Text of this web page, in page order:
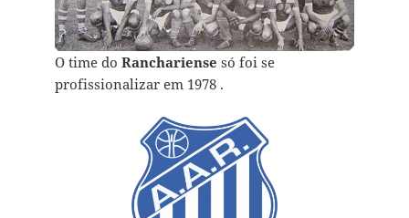
O time do Ranchariense só foi se
profissionalizar em 1978 .